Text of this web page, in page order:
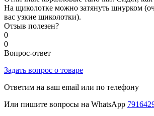
На щиколотке можно затянуть шнурком
вас узкие щиколотки).
Отзыв полезен?
0
0
Вопрос-ответ
Задать вопрос о товаре
Ответим на ваш email или по телефону
Или пишите вопросы на WhatsApp